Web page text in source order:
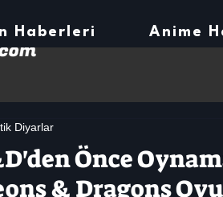
Haberleri Anime
Önce
& Dragons
Diyarlar